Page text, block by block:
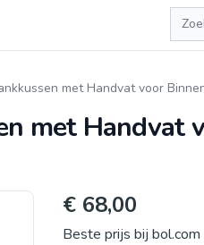
Zoeken
met Handvat voor
met Handvat
€ 68,00
Beste prijs bij bol.com